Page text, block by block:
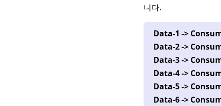
니다.
Data-1 ->
Data-2 ->
Data-3 ->
Data-4 ->
Data-5 ->
Data-6 ->